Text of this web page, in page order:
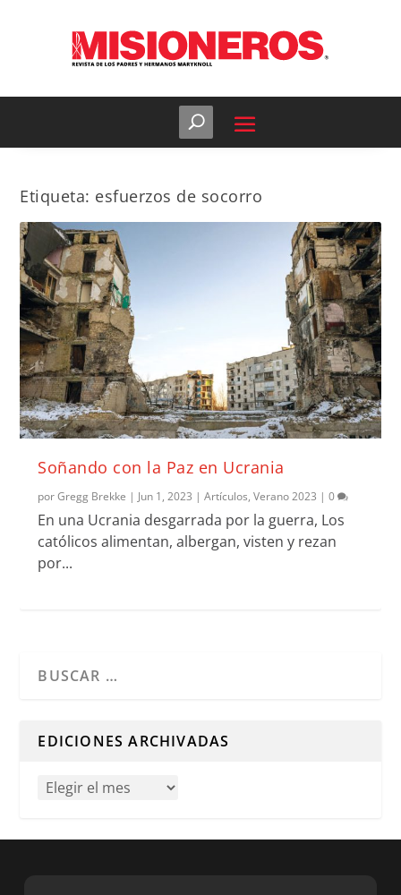
Etiqueta: esfuerzos de socorro
Soñando con la Paz en Ucrania
porGregg Brekke | Jun 1, 2023 |Artículos,Verano 2023 |0
En una Ucrania desgarrada por la guerra, Los
católicos alimentan, albergan, visten y rezan
por...
EDICIONES ARCHIVADAS